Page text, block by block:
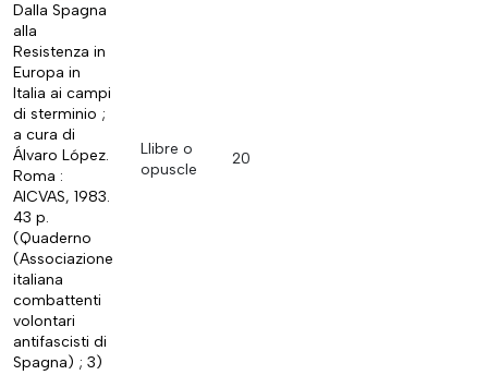
Dalla Spagna
alla
Resistenza in
Europa in
Italia ai campi
di sterminio ;
a cura di
Álvaro López.
Roma :
AICVAS, 1983.
43 p.
(Quaderno
(Associazione
italiana
combattenti
volontari
antifascisti di
Spagna) ; 3)
Llibre o
opuscle
20